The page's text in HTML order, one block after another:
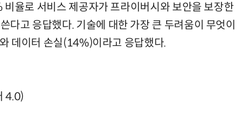
율로 서비스 제공자가 프라이버시와 보안을 보장한
다고 응답했다. 기술에 대한 가장 큰 두려움이 무엇이
데이터 손실(14%)이라고 응답했다.
4.0)